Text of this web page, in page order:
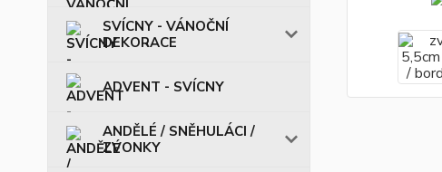
SVÍCNY - VÁNOČNÍ
DEKORACE
ADVENT - SVÍCNY
ANDĚLÉ / SNĚHULÁCI /
ZVONKY